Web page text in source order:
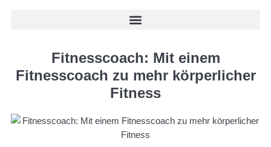
Fitnesscoach: Mit einem
Fitnesscoach zu mehr körperlicher
Fitness